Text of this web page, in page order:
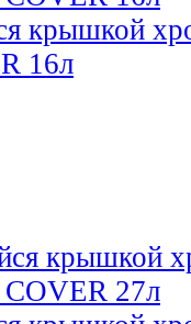
крышкой
16л